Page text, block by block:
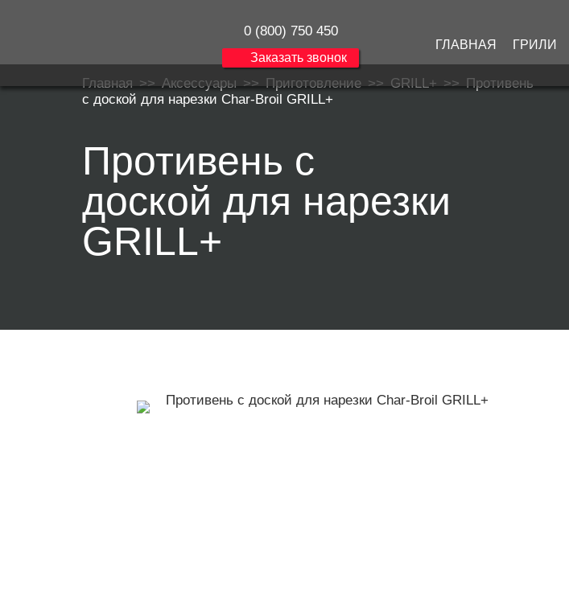
0 (800) 750 450
Заказать звонок
ГЛАВНАЯ ГРИЛИ
Главная>>Аксессуары>>Приготовление>>GRILL+>>Противень
c доской для нарезки Char-Broil GRILL+
Противень c
доской для нарезки
GRILL+